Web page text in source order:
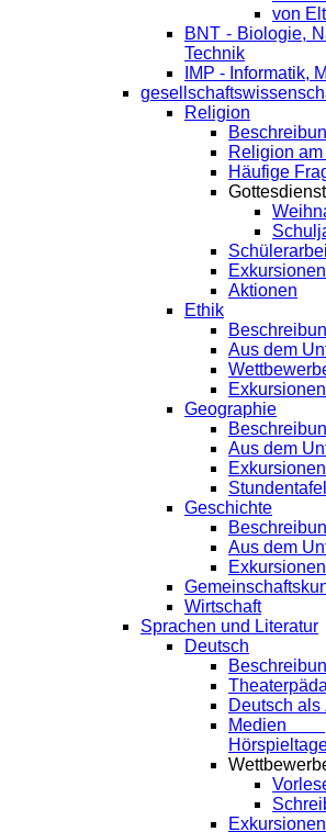
von
BNT - Biologie,
Technik
IMP - Informatik,
Religion
Religion
Häufige
Aktionen
Ethik
Aus dem
Exkursionen
Geographie
Aus dem
Exkursionen
Stundentafel
Geschichte
Aus dem
Wirtschaft
Sprachen und Literatur
Deutsch
Deutsch
Medien
Exkursionen